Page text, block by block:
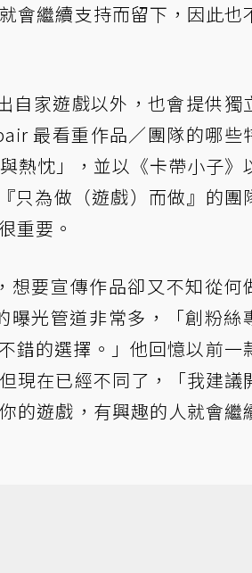
會繼續支持而留下，因此也
自家遊戲以外，也會提供獨
最看重作品／團隊的哪些
熱忱」，並以《卡帶小子》
只為做（遊戲）而做』的團
重要。
想要宣傳作品卻又不知從何
曝光管道非常多，「創粉絲
錯的選擇。」他回憶以前一
現在已經不同了，「我建議
的遊戲，有興趣的人就會繼